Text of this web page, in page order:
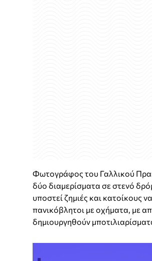
Φωτογράφος του Γαλλικού
δύο διαμερίσματα σε στενό
υποστεί ζημιές και κατοίκους
πανικόβλητοι με οχήματα, με
δημιουργηθούν